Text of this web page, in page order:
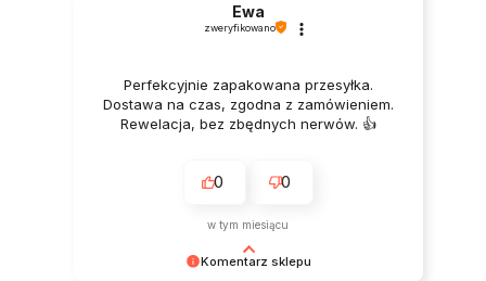
Komentarz sklepu
Ewa
zweryfikowano
Perfekcyjnie zapakowana przesyłka.
Dostawa na czas, zgodna z zamówieniem.
Rewelacja, bez zbędnych nerwów. 👍️
0 0
w tym miesiącu